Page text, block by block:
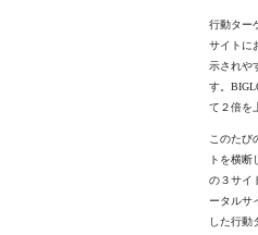
行動ター
サイトに
示されや
す。
て２倍を
このたび
トを横断
の３サイ
ータルサ
した行動